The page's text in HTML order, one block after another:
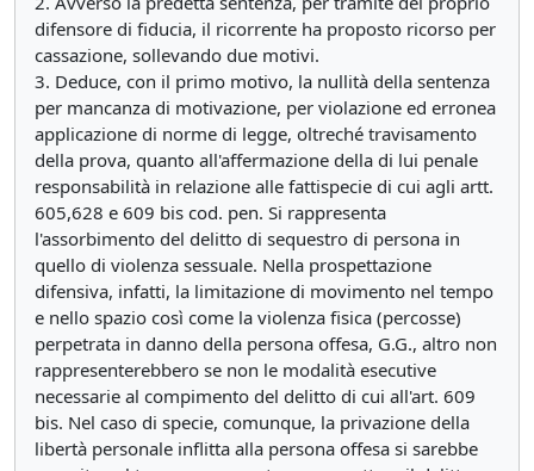
difensore di fiducia, il ricorrente ha proposto ricorso per
cassazione, sollevando due motivi.
3. Deduce, con il primo motivo, la nullità della sentenza
per mancanza di motivazione, per violazione ed erronea
applicazione di norme di legge, oltreché travisamento
della prova, quanto all'affermazione della di lui penale
responsabilità in relazione alle fattispecie di cui agli artt.
605,628 e 609 bis cod. pen. Si rappresenta
l'assorbimento del delitto di sequestro di persona in
quello di violenza sessuale. Nella prospettazione
difensiva, infatti, la limitazione di movimento nel tempo
e nello spazio così come la violenza fisica (percosse)
perpetrata in danno della persona offesa, G.G., altro non
rappresenterebbero se non le modalità esecutive
necessarie al compimento del delitto di cui all'art. 609
bis. Nel caso di specie, comunque, la privazione della
libertà personale inflitta alla persona offesa si sarebbe